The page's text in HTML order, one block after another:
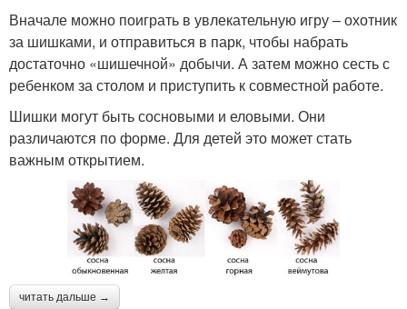
Вначале можно поиграть в увлекательную игру – охотник
за шишками, и отправиться в парк, чтобы набрать
достаточно «шишечной» добычи. А затем можно сесть с
ребенком за столом и приступить к совместной работе.
Шишки могут быть сосновыми и еловыми. Они
различаются по форме. Для детей это может стать
важным открытием.
читать дальше →